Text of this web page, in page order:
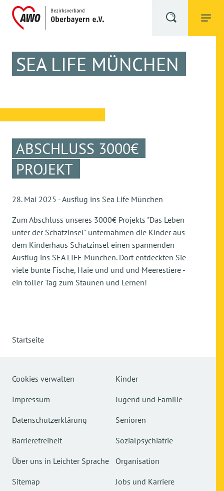
SEA LIFE MÜNCHEN
ABSCHLUSS 3000€
PROJEKT
28. Mai 2025 - Ausflug ins Sea Life München
Zum Abschluss unseres 3000€ Projekts "Das Leben
unter der Schatzinsel" unternahmen die Kinder aus
dem Kinderhaus Schatzinsel einen spannenden
Ausflug ins SEA LIFE München. Dort entdeckten Sie
viele bunte Fische, Haie und und und Meerestiere -
ein toller Tag zum Staunen und Lernen!
Startseite
Cookies verwalten
Impressum
Datenschutzerklärung
Barrierefreiheit
Über uns in Leichter Sprache
Sitemap
Kinder
Jugend und Familie
Senioren
Sozialpsychiatrie
Organisation
Jobs und Karriere